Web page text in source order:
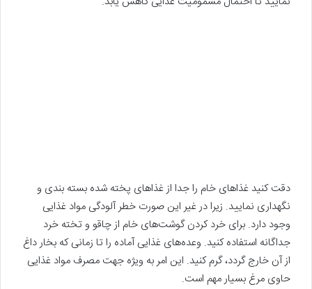
دقت کنید غذاهای خام را جدا از غذاهای پخته شده بسته بندی و
نگهداری نمایید. زیرا در غیر این صورت خطر آلودگی مواد غذایی
وجود دارد. برای خرد کردن گوشت‌های خام از چاقو و تخته خرد
جداگانه استفاده کنید. وعده‌های غذایی آماده را تا زمانی که بخار داغ
از آن خارج گردد، گرم کنید. این امر به ویژه جهت مصرف مواد غذایی
حاوی مرغ بسیار مهم است.